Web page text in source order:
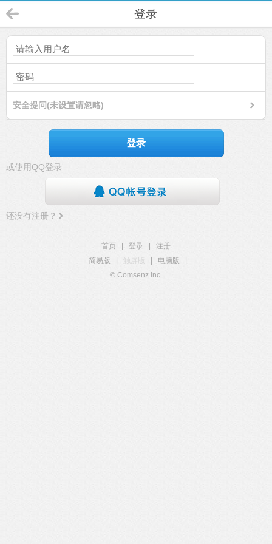
登录
安全提问(未设置请忽略)
登录
或使用QQ登录
还没有注册？
首页 登录
注册
简易版
触屏版 电脑版
© Comsenz Inc.